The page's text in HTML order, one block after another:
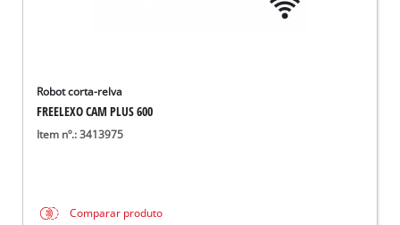
Robot corta-relva
FREELEXO CAM PLUS 600
Item nº.: 3413975
Comparar produto